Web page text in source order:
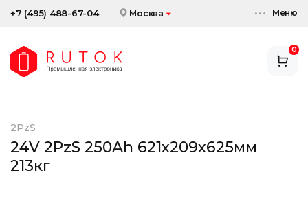
+7 (495) 488-67-04 Москва Меню
0
АККУМУЛЯТОРЫ
СКИДКИ И АКЦИИ
2PzS
24V 2PzS 250Ah 621x209x625мм
213кг